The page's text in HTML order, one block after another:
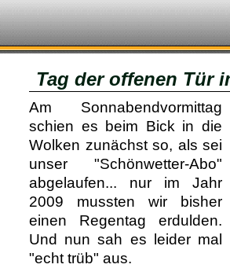
Tag der offenen Tür
Am Sonnabendvormittag
schien es beim Bick in die
Wolken zunächst so, als sei
unser "Schön­wetter-Abo"
ab­ge­laufen... nur im Jahr
2009 mussten wir bisher
einen Regentag erdulden.
Und nun sah es leider mal
"echt trüb" aus.